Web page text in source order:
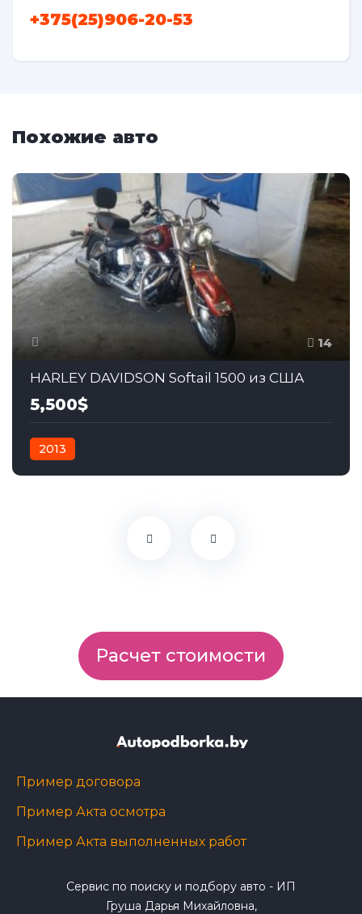
+375(25)906-20-53
Похожие авто
14
HARLEY DAVIDSON Softail 1500 из США
5,500$
2013
Расчет стоимости
Пример договора
Пример Акта осмотра
Пример Акта выполненных работ
Сервис по поиску и подбору авто - ИП
Груша Дарья Михайловна,